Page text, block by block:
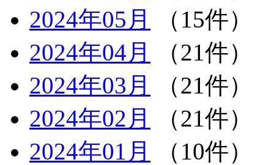
2024年05月
（15件）
2024年04月
（21件）
2024年03月
（21件）
2024年02月
（21件）
2024年01月
（10件）